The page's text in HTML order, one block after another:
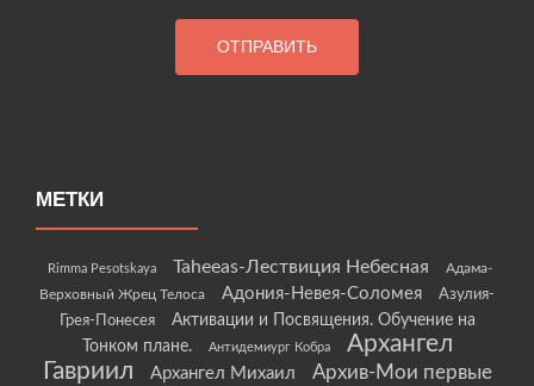
МЕТКИ
Rimma Pesotskaya Taheeas-Лествиция Небесная
Адама-
Верховный Жрец Телоса
Адония-Невея-Соломея
Азулия-
Грея-Понесея
Активации и Посвящения. Обучение на
Тонком плане.
Антидемиург Кобра
Архангел
Гавриил
Архангел Михаил
Архив-Мои первые